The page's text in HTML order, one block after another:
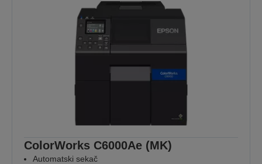
ColorWorks C6000Ae (MK)
Automatski sekač